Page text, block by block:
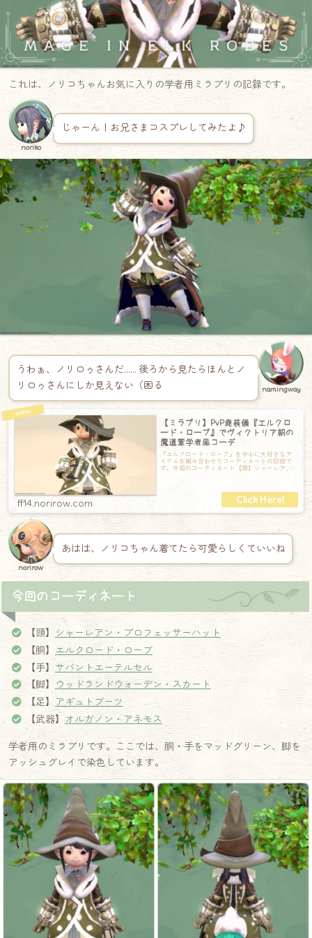
これは、ノリコちゃんお気に入りの学者用ミラプリの記録です。
noriko
じゃーん！お兄さまコスプレしてみたよ♪
うわぁ、ノリロゥさんだ…… 後ろから見たらほんとノ
リロゥさんにしか見えない（困る
namingway
【ミラプリ】PvP鹿装備『エルクロ
ード・ローブ』でヴィクトリア朝の
魔道軍学者風コーデ
『エルクロード・ローブ』を中心に大好きなア
イテムを組み合わせたコーディネートの記録で
す。今回のコーディネート【頭】シャーレア
ff14.norirow.com
norirow
あはは、ノリコちゃん着てたら可愛らしくていいね
今回のコーディネート
【頭】
シャーレアン・プロフェッサーハット
【胴】 エルクロード・ローブ
【手】 サバントエーテルセル
【脚】
ウッドランドウォーデン・スカート
【足】 アギュトブーツ
【武器】 オルガノン・アネモス
学者用のミラプリです。ここでは、胴・手をマッドグリーン、脚を
アッシュグレイで染色しています。